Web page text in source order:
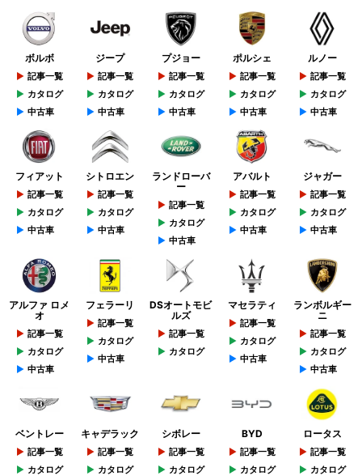
ボルボ
記事一覧
カタログ
中古車
ジープ
記事一覧
カタログ
中古車
プジョー
記事一覧
カタログ
中古車
ポルシェ
記事一覧
カタログ
中古車
ルノー
記事一覧
カタログ
中古車
フィアット
記事一覧
カタログ
中古車
シトロエン
記事一覧
カタログ
中古車
ランドローバ
ー
記事一覧
カタログ
中古車
アバルト
記事一覧
カタログ
中古車
ジャガー
記事一覧
カタログ
中古車
アルファ ロメ
オ
記事一覧
カタログ
中古車
フェラーリ
記事一覧
カタログ
中古車
DSオートモビ
ルズ
記事一覧
カタログ
マセラティ
記事一覧
カタログ
中古車
ランボルギー
ニ
記事一覧
カタログ
中古車
ベントレー
記事一覧
カタログ
キャデラック
記事一覧
カタログ
シボレー
記事一覧
カタログ
BYD
記事一覧
カタログ
ロータス
記事一覧
カタログ